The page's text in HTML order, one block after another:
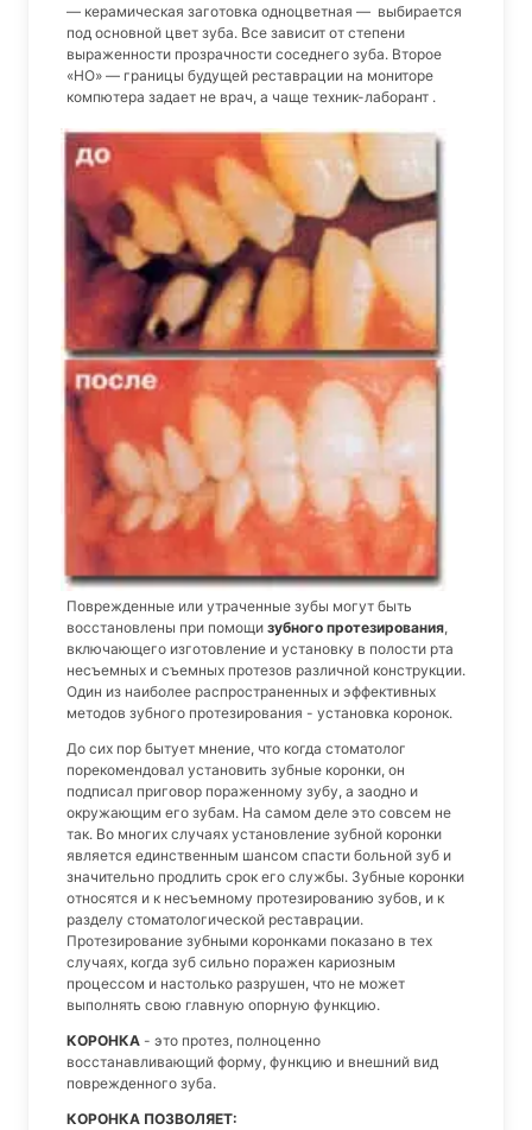
— керамическая заготовка одноцветная — выбирается
под основной цвет зуба. Все зависит от степени
выраженности прозрачности соседнего зуба. Второе
«НО» — границы будущей реставрации на мониторе
компютера задает не врач, а чаще техник-лаборант .
Поврежденные или утраченные зубы могут быть
восстановлены при помощи зубного протезирования,
включающего изготовление и установку в полости рта
несъемных и съемных протезов различной конструкции.
Один из наиболее распространенных и эффективных
методов зубного протезирования - установка коронок.
До сих пор бытует мнение, что когда стоматолог
порекомендовал установить зубные коронки, он
подписал приговор пораженному зубу, а заодно и
окружающим его зубам. На самом деле это совсем не
так. Во многих случаях установление зубной коронки
является единственным шансом спасти больной зуб и
значительно продлить срок его службы. Зубные коронки
относятся и к несъемному протезированию зубов, и к
разделу стоматологической реставрации.
Протезирование зубными коронками показано в тех
случаях, когда зуб сильно поражен кариозным
процессом и настолько разрушен, что не может
выполнять свою главную опорную функцию.
КОРОНКА - это протез, полноценно
восстанавливающий форму, функцию и внешний вид
поврежденного зуба.
КОРОНКА ПОЗВОЛЯЕТ: